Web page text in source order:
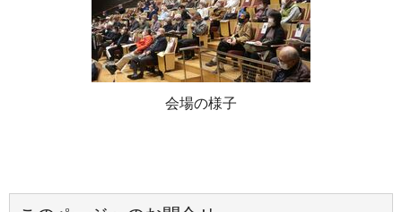
会場の様子